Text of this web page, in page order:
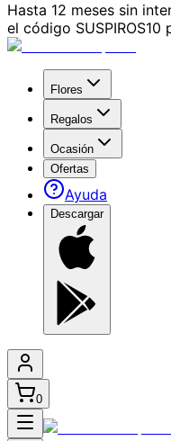
Hasta 12 meses sin
el código SUSPIROS10
Flores
Regalos
Ocasión
Ofertas
Ayuda
Descargar
0